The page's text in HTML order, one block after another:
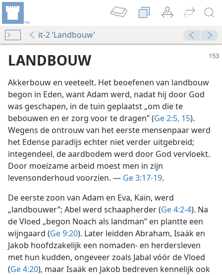
it-2 ‘Landbouw’
LANDBOUW
Akkerbouw en veeteelt. Het beoefenen van landbouw
begon in Eden, want Adam werd, nadat hij door God
was geschapen, in de tuin geplaatst „om die te
bebouwen en er zorg voor te dragen” (Ge 2:5, 15).
Wegens de ontrouw van het eerste mensenpaar werd
het Edense paradijs echter niet verder uitgebreid;
integendeel, de aardbodem werd door God vervloekt.
Door moeizame arbeid moest men in zijn
levensonderhoud voorzien. — Ge 3:17-19.
De eerste zoon van Adam en Eva, Kaïn, werd
„landbouwer”; Abel werd schaapherder (Ge 4:2-4). Na
de Vloed „begon Noach als landman” en plantte een
wijngaard (Ge 9:20). Later leidden Abraham, Isaäk en
Jakob hoofdzakelijk een nomaden- en herdersleven
met hun kudden, ongeveer zoals Jabal vóór de Vloed
(Ge 4:20), maar Isaäk en Jakob bedreven kennelijk ook